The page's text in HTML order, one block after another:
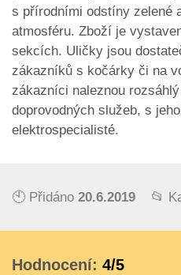
s přírodními odstíny zelené
atmosféru. Zboží je
sekcích. Uličky jsou
zákazníků s kočárky či na
zákazníci naleznou
doprovodných služeb, s
elektrospecialisté.
🕙 Přidáno 20.6.2019 📂
Hodnocení: 4/5